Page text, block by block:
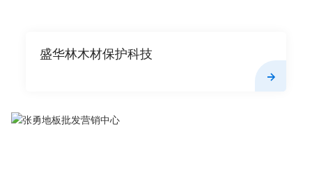
盛华林木材保护科技